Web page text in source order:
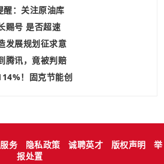
：关注原油库
赐号 是否超速
发展规划征求意
腾讯，竟被判赔
！固克节能创
务 隐私政策 诚聘英才 版权声明
举
报处置